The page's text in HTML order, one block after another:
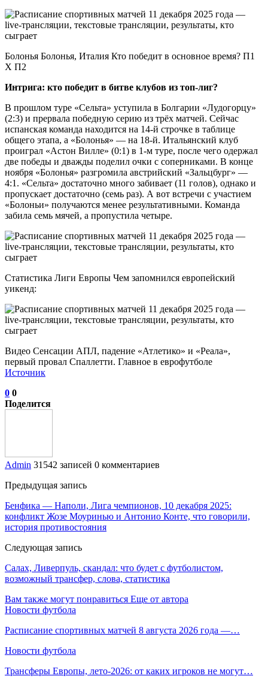
Болонья Болонья, Италия Кто победит в основное время? П1
X П2
Интрига: кто победит в битве клубов из топ-лиг?
В прошлом туре «Сельта» уступила в Болгарии «Лудогорцу»
(2:3) и прервала победную серию из трёх матчей. Сейчас
испанская команда находится на 14-й строчке в таблице
общего этапа, а «Болонья» — на 18-й. Итальянский клуб
проиграл «Астон Вилле» (0:1) в 1-м туре, после чего одержал
две победы и дважды поделил очки с соперниками. В конце
ноября «Болонья» разгромила австрийский «Зальцбург» —
4:1. «Сельта» достаточно много забивает (11 голов), однако и
пропускает достаточно (семь раз). А вот встречи с участием
«Болоньи» получаются менее результативными. Команда
забила семь мячей, а пропустила четыре.
Статистика Лиги Европы Чем запомнился европейский
уикенд:
Видео Сенсации АПЛ, падение «Атлетико» и «Реала»,
первый провал Спаллетти. Главное в еврофутболе
Источник
0 0
Поделится
Admin 31542 записей 0 комментариев
Предыдущая запись
Бенфика — Наполи, Лига чемпионов, 10 декабря 2025:
конфликт Жозе Моуринью и Антонио Конте, что говорили,
история противостояния
Следующая запись
Салах, Ливерпуль, скандал: что будет с футболистом,
возможный трансфер, слова, статистика
Вам также могут понравиться Еще от автора
Новости футбола
Расписание спортивных матчей 8 августа 2026 года —…
Новости футбола
Трансферы Европы, лето-2026: от каких игроков не могут…